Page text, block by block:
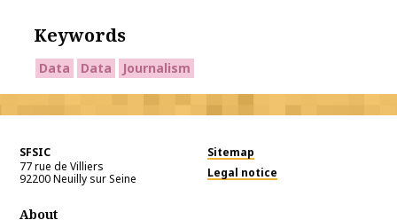
Keywords
Data Data Journalism
SFSIC
77 rue de Villiers
92200Neuilly sur Seine
Sitemap
Legal notice
About